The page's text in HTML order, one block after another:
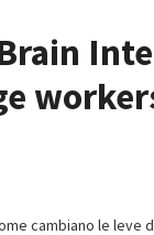
cambiano le leve